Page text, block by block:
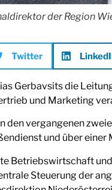
der Region
Twitter
Gerbavsits die
und Marketing
den vergangenen
und über einer
Betriebswirtschaft
Steuerung der